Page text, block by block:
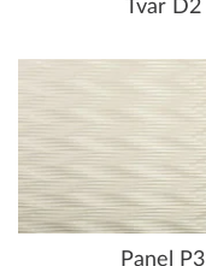
Tvar D2
Panel P3